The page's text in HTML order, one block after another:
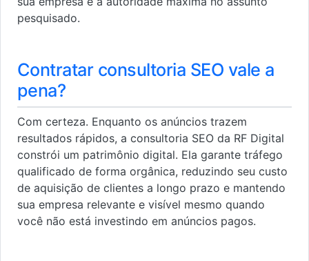
pesquisado.
Contratar consultoria SEO vale a
pena?
Com certeza. Enquanto os anúncios trazem
resultados rápidos, a consultoria SEO da RF Digital
constrói um patrimônio digital. Ela garante tráfego
qualificado de forma orgânica, reduzindo seu custo
de aquisição de clientes a longo prazo e mantendo
sua empresa relevante e visível mesmo quando
você não está investindo em anúncios pagos.